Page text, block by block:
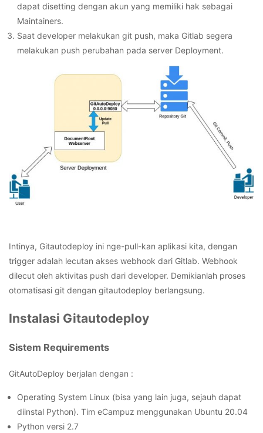
dapat disetting dengan akun yang memiliki hak sebagai
Maintainers.
Saat developer melakukan git push, maka Gitlab segera
melakukan push perubahan pada server Deployment.
Intinya, Gitautodeploy ini nge-pull-kan aplikasi kita, dengan
trigger adalah lecutan akses webhook dari Gitlab. Webhook
dilecut oleh aktivitas push dari developer. Demikianlah proses
otomatisasi git dengan gitautodeploy berlangsung.
Instalasi Gitautodeploy
Sistem Requirements
GitAutoDeploy berjalan dengan :
Operating System Linux (bisa yang lain juga, sejauh dapat
diinstal Python). Tim eCampuz menggunakan Ubuntu 20.04
Python versi 2.7